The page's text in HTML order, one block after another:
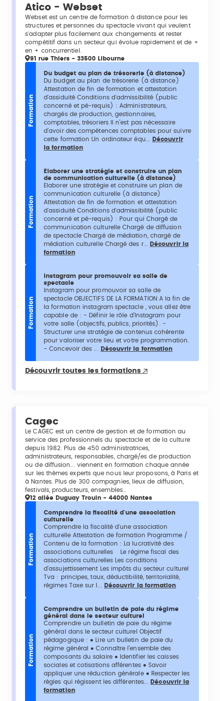
Atico - Webset
Webset est un centre de formation à distance pour les
structures et personnes du spectacle vivant qui veulent
s'adapter plus facilement aux changements et rester
compétitif dans un secteur qui évolue rapidement et de +
en + concurrentiel.
91 rue Thiers - 33500 Libourne
Formation
Du budget au plan de trésorerie (à distance)
Du budget au plan de trésorerie (à distance)
Attestation de fin de formation et attestation
d'assiduité Conditions d'admissibilité (public
concerné et pé-requis) : Administrateurs,
chargés de production, gestionnaires,
comptables, trésoriers Il n’est pas nécessaire
d’avoir des compétences comptables pour suivre
cette formation Un ordinateur équ...
Découvrir
la formation
Formation
Elaborer une stratégie et construire un plan
de communication culturelle (à distance)
Elaborer une stratégie et construire un plan de
communication culturelle (à distance)
Attestation de fin de formation et attestation
d'assiduité Conditions d'admissibilité (public
concerné et pé-requis) : Pour qui Chargé de
communication culturelle Chargé de diffusion
de spectacle Chargé de médiation, chargé de
médiation culturelle Chargé des r...
Découvrir la
formation
Formation
Instagram pour promouvoir sa salle de
spectacle
Instagram pour promouvoir sa salle de
spectacle OBJECTIFS DE LA FORMATION A la fin de
la formation instagram spectacle , vous allez être
capable de : - Définir le rôle d’Instagram pour
votre salle (objectifs, publics, priorités). -
Structurer une stratégie de contenus cohérente
pour valoriser votre lieu et votre programmation.
- Concevoir des ...
Découvrir la formation
Découvrir toutes les formations
Cagec
Le CAGEC est un centre de gestion et de formation au
service des professionnels du spectacle et de la culture
depuis 1982. Plus de 450 administratrices,
administrateurs, responsables, chargé/es de production
ou de diffusion... viennent en formation chaque année
sur les thèmes experts que nous leur proposons, à Paris et
à Nantes. Plus de 300 compagnies, lieux de diffusion,
festivals, producteurs, ensembles…
12 allée Duguay Trouin - 44000 Nantes
Formation
Comprendre la fiscalité d'une association
culturelle
Comprendre la fiscalité d'une association
culturelle Attestation de formation Programme /
Contenu de la formation : La lucrativité des
associations culturelles Le régime fiscal des
associations culturelles Les conditions
d’assujettissement Les impôts du secteur culturel
Tva : principes, taux, déductibilité, territorialité,
régimes Taxe sur l...
Découvrir la formation
Formation
Comprendre un bulletin de paie du régime
général dans le secteur culturel
Comprendre un bulletin de paie du régime
général dans le secteur culturel Objectif
pédagogique : ● Lire un bulletin de paie du
régime général ● Connaître l’ensemble des
composants du salaire ● Identifier les caisses
sociales et cotisations afférentes ● Savoir
appliquer une réduction générale ● Respecter les
règles qui régissent les différentes...
Découvrir la
formation